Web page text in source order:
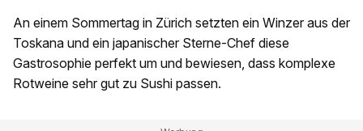
An einem Sommertag in Zürich setzten ein Winzer aus der
Toskana und ein japanischer Sterne-Chef diese
Gastrosophie perfekt um und bewiesen, dass komplexe
Rotweine sehr gut zu Sushi passen.